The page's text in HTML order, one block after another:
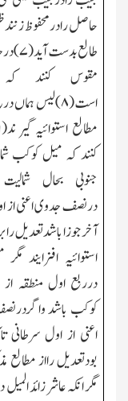
حاصل رادر محفوظ
طالع بدست آید(۷)
مقوس کنند
است(۸) لیس ہماں
مطالع استوائیہ گیر ند(
کنند کہ میل کوکب
جنوبی بحال
درنصف جدوی اعنی از
آخر جوزا باشد تعدیل
استوائیہ افزایند
درربع اول منطقہ
کوکب باشد
اعنی از اول سرطانی
بودتعدیل رااز مطالع
مگر انکہ عاشر زائد